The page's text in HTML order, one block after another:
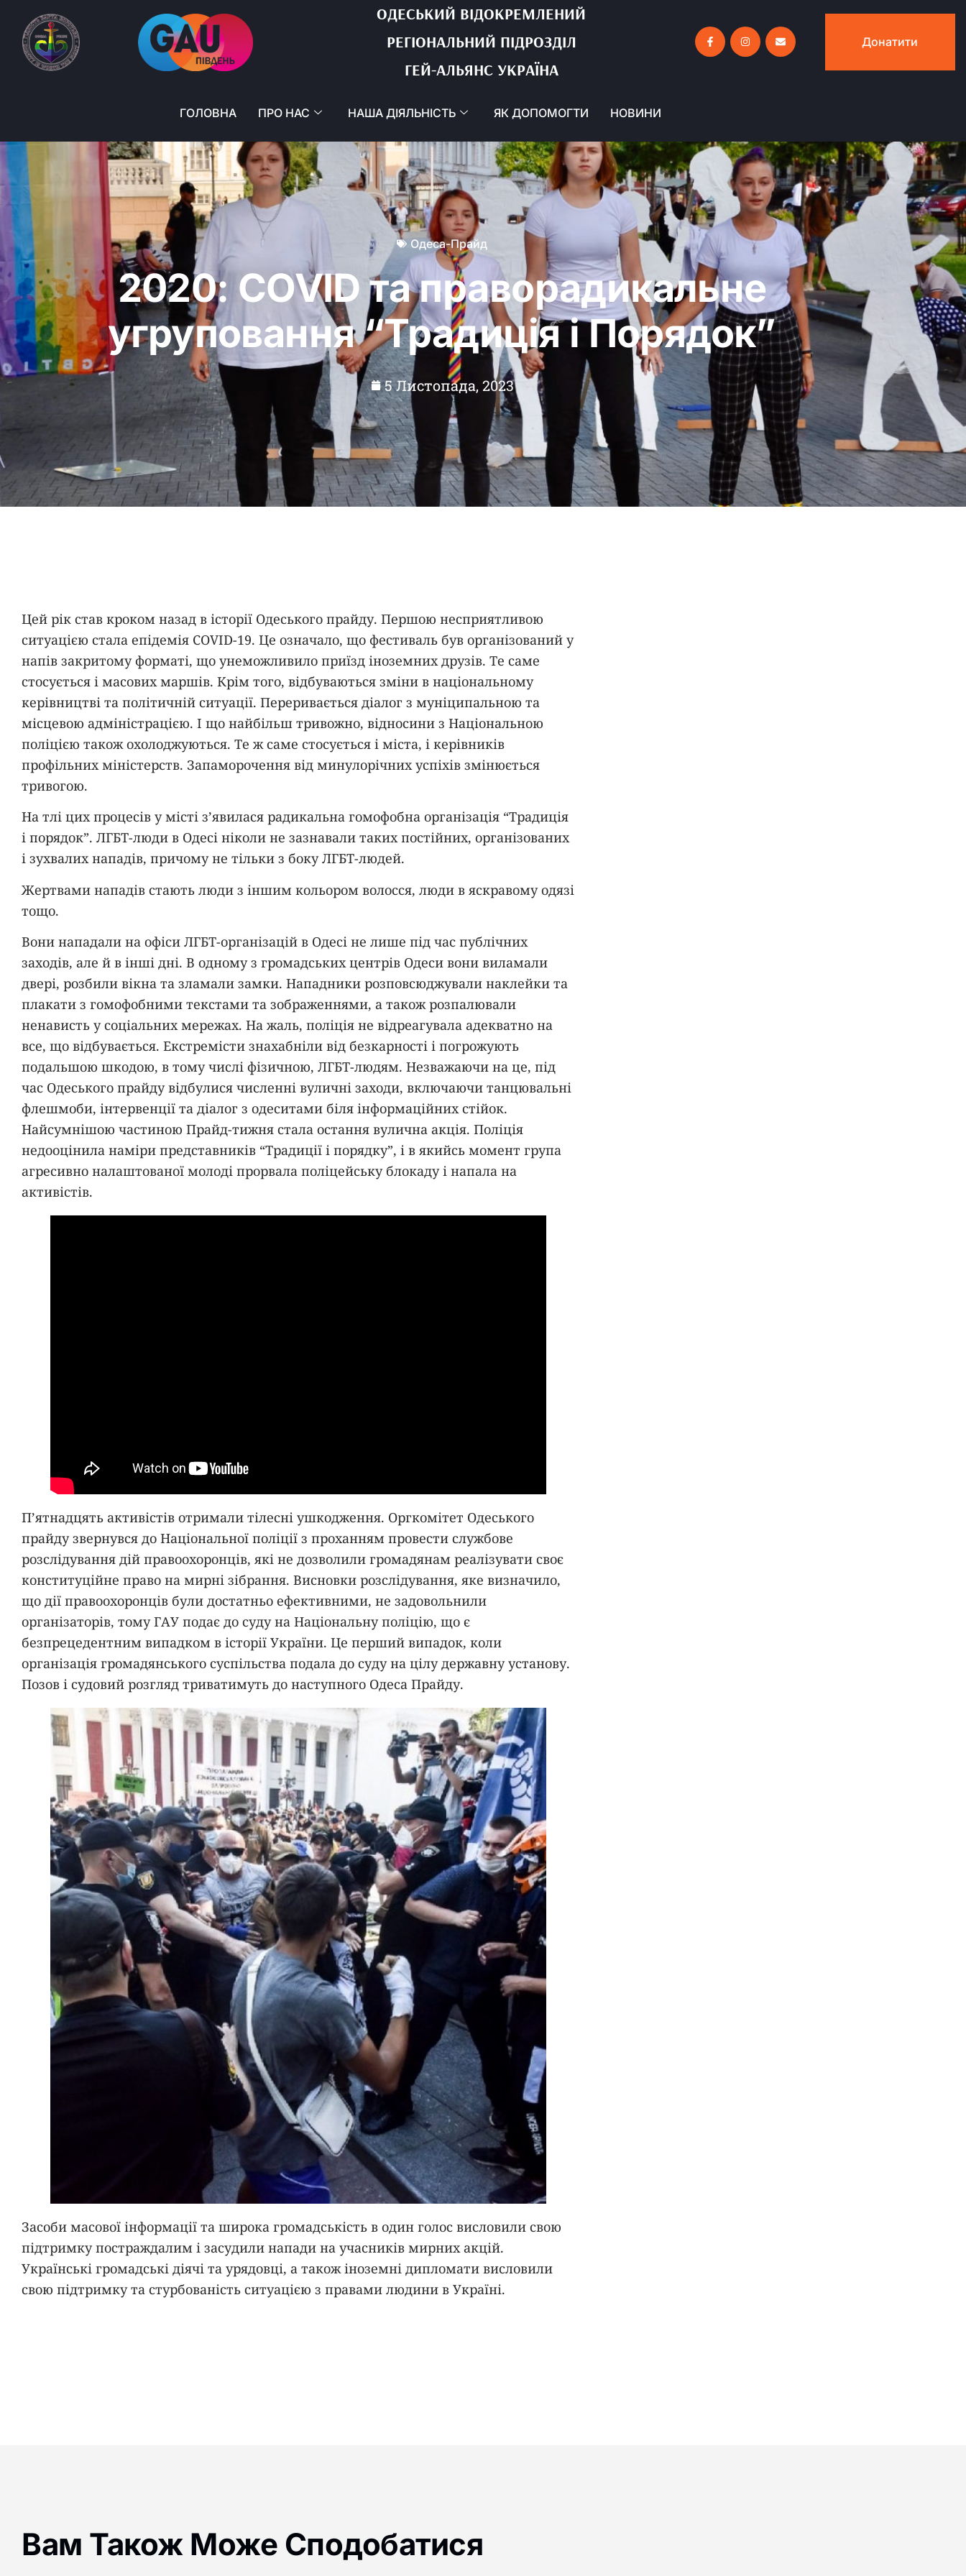
ОДЕСЬКИЙ ВІДОКРЕМЛЕНИЙ
РЕГІОНАЛЬНИЙ ПІДРОЗДІЛ
ГЕЙ-АЛЬЯНС УКРАЇНА
Донатити
ГОЛОВНА ПРО НАС НАША ДІЯЛЬНІСТЬ ЯК ДОПОМОГТИ НОВИНИ
Одеса-Прайд
2020: COVID та праворадикальне
угруповання “Традиція і Порядок”
5 Листопада, 2023
Цей рік став кроком назад в історії Одеського прайду. Першою несприятливою
ситуацією стала епідемія COVID-19. Це означало, що фестиваль був організований у
напів закритому форматі, що унеможливило приїзд іноземних друзів. Те саме
стосується і масових маршів. Крім того, відбуваються зміни в національному
керівництві та політичній ситуації. Переривається діалог з муніципальною та
місцевою адміністрацією. І що найбільш тривожно, відносини з Національною
поліцією також охолоджуються. Те ж саме стосується і міста, і керівників
профільних міністерств. Запаморочення від минулорічних успіхів змінюється
тривогою.
На тлі цих процесів у місті з’явилася радикальна гомофобна організація “Традиція
і порядок”. ЛГБТ-люди в Одесі ніколи не зазнавали таких постійних, організованих
і зухвалих нападів, причому не тільки з боку ЛГБТ-людей.
Жертвами нападів стають люди з іншим кольором волосся, люди в яскравому одязі
тощо.
Вони нападали на офіси ЛГБТ-організацій в Одесі не лише під час публічних
заходів, але й в інші дні. В одному з громадських центрів Одеси вони виламали
двері, розбили вікна та зламали замки. Нападники розповсюджували наклейки та
плакати з гомофобними текстами та зображеннями, а також розпалювали
ненависть у соціальних мережах. На жаль, поліція не відреагувала адекватно на
все, що відбувається. Екстремісти знахабніли від безкарності і погрожують
подальшою шкодою, в тому числі фізичною, ЛГБТ-людям. Незважаючи на це, під
час Одеського прайду відбулися численні вуличні заходи, включаючи танцювальні
флешмоби, інтервенції та діалог з одеситами біля інформаційних стійок.
Найсумнішою частиною Прайд-тижня стала остання вулична акція. Поліція
недооцінила наміри представників “Традиції і порядку”, і в якийсь момент група
агресивно налаштованої молоді прорвала поліцейську блокаду і напала на
активістів.
П’ятнадцять активістів отримали тілесні ушкодження. Оргкомітет Одеського
прайду звернувся до Національної поліції з проханням провести службове
розслідування дій правоохоронців, які не дозволили громадянам реалізувати своє
конституційне право на мирні зібрання. Висновки розслідування, яке визначило,
що дії правоохоронців були достатньо ефективними, не задовольнили
організаторів, тому ГАУ подає до суду на Національну поліцію, що є
безпрецедентним випадком в історії України. Це перший випадок, коли
організація громадянського суспільства подала до суду на цілу державну установу.
Позов і судовий розгляд триватимуть до наступного Одеса Прайду.
Засоби масової інформації та широка громадськість в один голос висловили свою
підтримку постраждалим і засудили напади на учасників мирних акцій.
Українські громадські діячі та урядовці, а також іноземні дипломати висловили
свою підтримку та стурбованість ситуацією з правами людини в Україні.
Вам Також Може Сподобатися